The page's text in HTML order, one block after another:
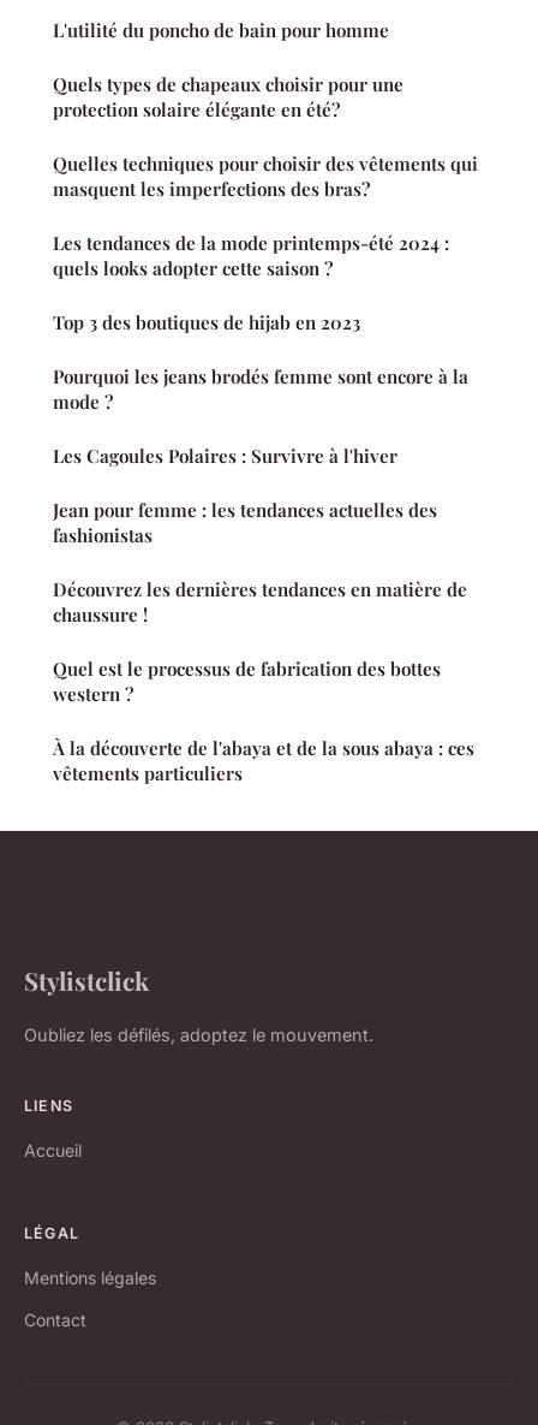
L'utilité du poncho de bain pour homme
Quels types de chapeaux choisir pour une
protection solaire élégante en été?
Quelles techniques pour choisir des vêtements qui
masquent les imperfections des bras?
Les tendances de la mode printemps-été 2024 :
quels looks adopter cette saison ?
Top 3 des boutiques de hijab en 2023
Pourquoi les jeans brodés femme sont encore à la
mode ?
Les Cagoules Polaires : Survivre à l'hiver
Jean pour femme : les tendances actuelles des
fashionistas
Découvrez les dernières tendances en matière de
chaussure !
Quel est le processus de fabrication des bottes
western ?
À la découverte de l'abaya et de la sous abaya : ces
vêtements particuliers
Stylistclick
Oubliez les défilés, adoptez le mouvement.
LIENS
Accueil
LÉGAL
Mentions légales
Contact